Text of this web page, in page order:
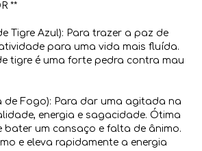
**
Tigre Azul): Para trazer a paz de
para uma vida mais fluída.
tigre é uma forte pedra contra mau
de Fogo): Para dar uma agitada na
energia e sagacidade. Ótima
bater um cansaço e falta de ânimo.
e eleva rapidamente a energia